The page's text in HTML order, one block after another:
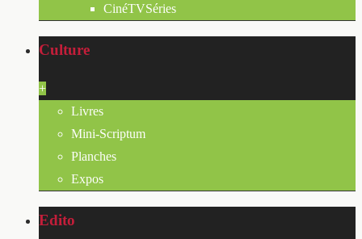
CinéTVSéries
Culture
+
Livres
Mini-Scriptum
Planches
Expos
Edito